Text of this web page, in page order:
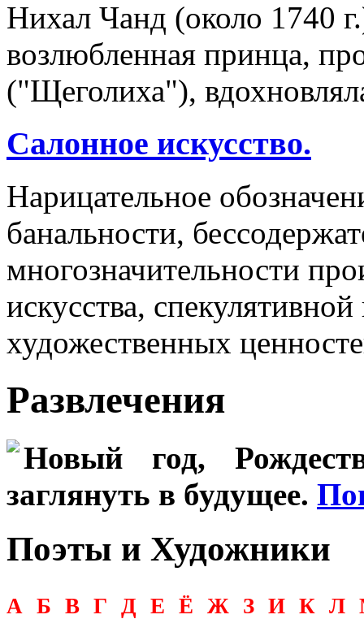
Нихал Чанд (около 1740
возлюбленная принца,
("Щеголиха"),
Салонное искусство.
Нарицательное
банальности,
многозначительности
искусства,
художественных
Развлечения
Новый год,
заглянуть в будущее.
Поэты и Художники
А Б В Г Д Е Ё Ж З И К Л